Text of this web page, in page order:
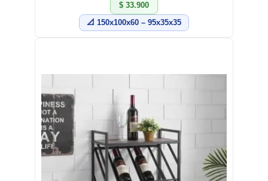
$ 33.900
📐 150x100x60 – 95x35x35